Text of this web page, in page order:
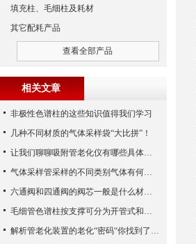
填充柱、毛细柱及耗材
其它配耗产品
查看全部产品
相关文章
非极性色谱柱的这些知识值得我们学习
几种不同材质的气体采样袋“大比拼”！
让我们聊聊吸附管老化仪有哪些具体特征
气体采样管采样的不同类别气体有何区别？
六通阀和四通阀的阀芯一般是什么材质的?
毛细管色谱柱按支撑可分为开管式和填充式两类
解析管老化装置的老化“密码“你找到了吗？